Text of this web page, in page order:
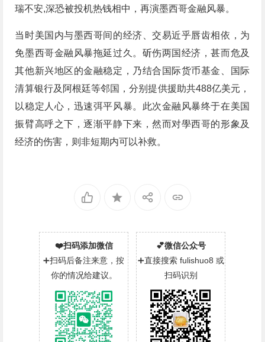
瑞不安,深恐被投机热钱相中，再演墨西哥金融风暴。
当时美国内与墨西哥间的经济、交易近乎唇齿相依，为
免墨西哥金融风暴拖延过久。斫伤两国经济，甚而危及
其他新兴地区的金融稳定，乃结合国际货币基金、国际
清算银行及阿根廷等邻国，分别提供援助共488亿美元，
以稳定人心，迅速弭平风暴。此次金融风暴终于在美国
振臂高呼之下，逐渐平静下来，然而对學西哥的形象及
经济的伤害，则非短期内可以补救。
❤️扫码添加微信
➕扫码后备注来意，按
你的情况给建议。
💕微信公众号
➕直接搜索 fulishuo8 或
扫码识别